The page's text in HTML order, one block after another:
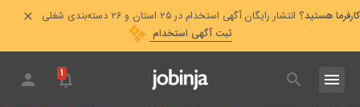
کارفرما هستید؟ انتشار رایگان آگهی استخدام در ۲۵ استان و ۲۶ دسته‌بندی شغلی
ثبت آگهی استخدام
۱